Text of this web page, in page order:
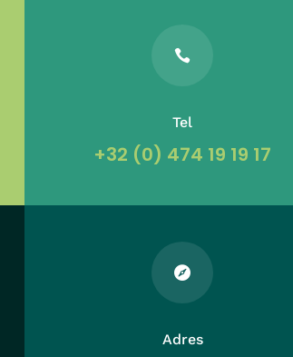

Tel
+32 (0) 474 19 19 17

Adres